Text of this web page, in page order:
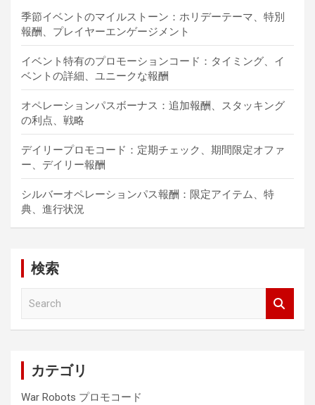
季節イベントのマイルストーン：ホリデーテーマ、特別
報酬、プレイヤーエンゲージメント
イベント特有のプロモーションコード：タイミング、イ
ベントの詳細、ユニークな報酬
オペレーションパスボーナス：追加報酬、スタッキング
の利点、戦略
デイリープロモコード：定期チェック、期間限定オファ
ー、デイリー報酬
シルバーオペレーションパス報酬：限定アイテム、特
典、進行状況
検索
カテゴリ
War Robots プロモコード